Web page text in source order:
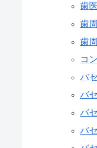
歯
歯
歯
コ
バ
バ
バ
バ